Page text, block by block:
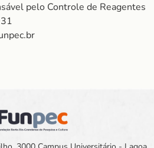
pelo Controle de Reagentes